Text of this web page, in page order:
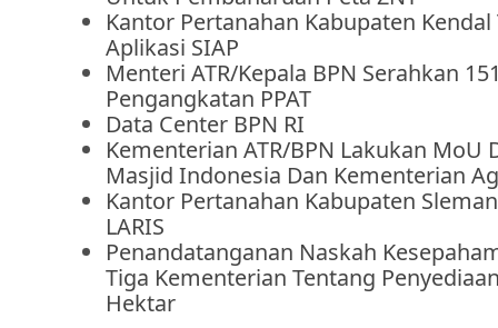
Kantor Pertanahan Kabupaten Kendal
Aplikasi SIAP
Menteri ATR/Kepala BPN Serahkan
Pengangkatan PPAT
Data Center BPN RI
Kementerian ATR/BPN Lakukan MoU
Masjid Indonesia Dan Kementerian
Kantor Pertanahan Kabupaten
LARIS
Penandatanganan Naskah
Tiga Kementerian Tentang
Hektar